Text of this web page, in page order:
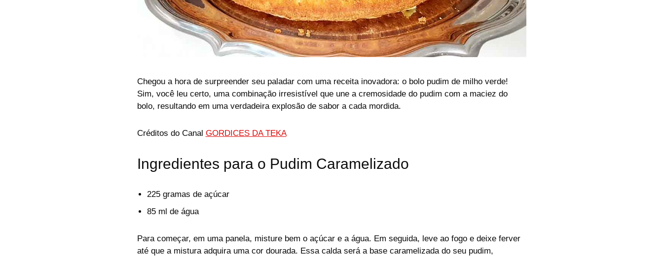
Chegou a hora de surpreender seu paladar com uma receita inovadora: o bolo pudim de milho verde!
Sim, você leu certo, uma combinação irresistível que une a cremosidade do pudim com a maciez do
bolo, resultando em uma verdadeira explosão de sabor a cada mordida.
Créditos do Canal GORDICES DA TEKA
Ingredientes para o Pudim Caramelizado
225 gramas de açúcar
85 ml de água
Para começar, em uma panela, misture bem o açúcar e a água. Em seguida, leve ao fogo e deixe ferver
até que a mistura adquira uma cor dourada. Essa calda será a base caramelizada do seu pudim,